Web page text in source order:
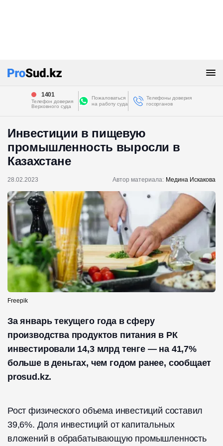
1401
Телефон доверия
Верховного суда
Пожаловаться
на работу суда
Телефоны доверия
госорганов
Инвестиции в пищевую
промышленность выросли в
Казахстане
28.02.2023 Автор материала: Медина Искакова
Freepik
За январь текущего года в сферу
производства продуктов питания в РК
инвестировали 14,3 млрд тенге — на 41,7%
больше в деньгах, чем годом ранее, сообщает
prosud.kz.
Рост физического объема инвестиций составил
39,6%. Доля инвестиций от капитальных
вложений в обрабатывающую промышленность